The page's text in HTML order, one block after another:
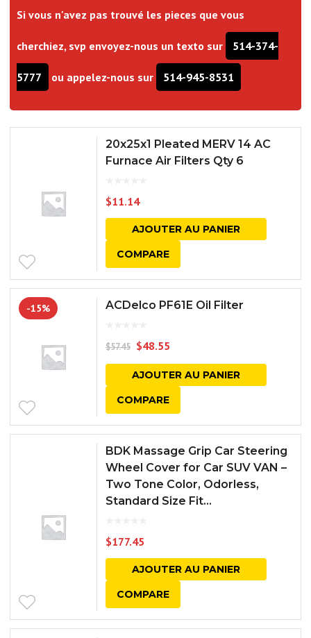
Si vous n'avez pas trouvé les pieces que vous
cherchiez, svp envoyez-nous un texto sur 514-374-
5777 ou appelez-nous sur 514-945-8531
20x25x1 Pleated MERV 14 AC
Furnace Air Filters Qty 6
$11.14
AJOUTER AU PANIER
COMPARE
-15% ACDelco PF61E Oil Filter
$57.45 $48.55
AJOUTER AU PANIER
COMPARE
BDK Massage Grip Car Steering
Wheel Cover for Car SUV VAN –
Two Tone Color, Odorless,
Standard Size Fit...
$177.45
AJOUTER AU PANIER
COMPARE